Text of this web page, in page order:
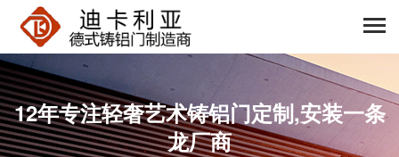
12年专注轻奢艺术铸铝门定制,安装一条
龙厂商